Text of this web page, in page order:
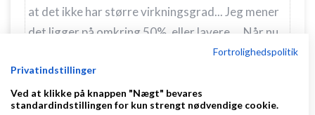
at det ikke har større virkningsgrad... Jeg mener
det ligger på omkring 50%, eller lavere.... Når nu
de såkaldte videnskabsmænd har bevidst at det
er sådan, så må det jo være sådan!!!
Fortrolighedspolitik
Privatindstillinger
Ved at klikke på knappen "Nægt" bevares
standardindstillingen for kun strengt nødvendige cookie.